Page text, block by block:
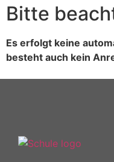
Bitte
Es erfolgt keine
besteht auch kein